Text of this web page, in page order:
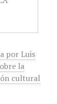
por Luis
la
cultural